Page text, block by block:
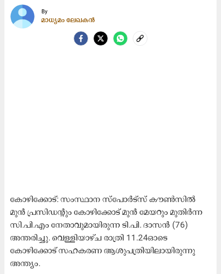
By
മാധ്യമം ലേഖകൻ
കോഴിക്കോട്‌: സംസ്ഥാന സ്‌പോർട്‌സ്‌ കൗൺസിൽ
മുൻ പ്രസിഡന്‍റും കോഴിക്കോട് മുൻ മേയറും മുതിർന്ന
സി.പി.എം നേതാവുമായിരുന്ന ടി.പി. ദാസൻ (76)
അന്തരിച്ചു. വെള്ളിയാഴ്ച രാത്രി 11.24ഓടെ
കോഴിക്കോട് സഹകരണ ആശുപത്രിയിലായിരുന്നു
അന്ത്യം.